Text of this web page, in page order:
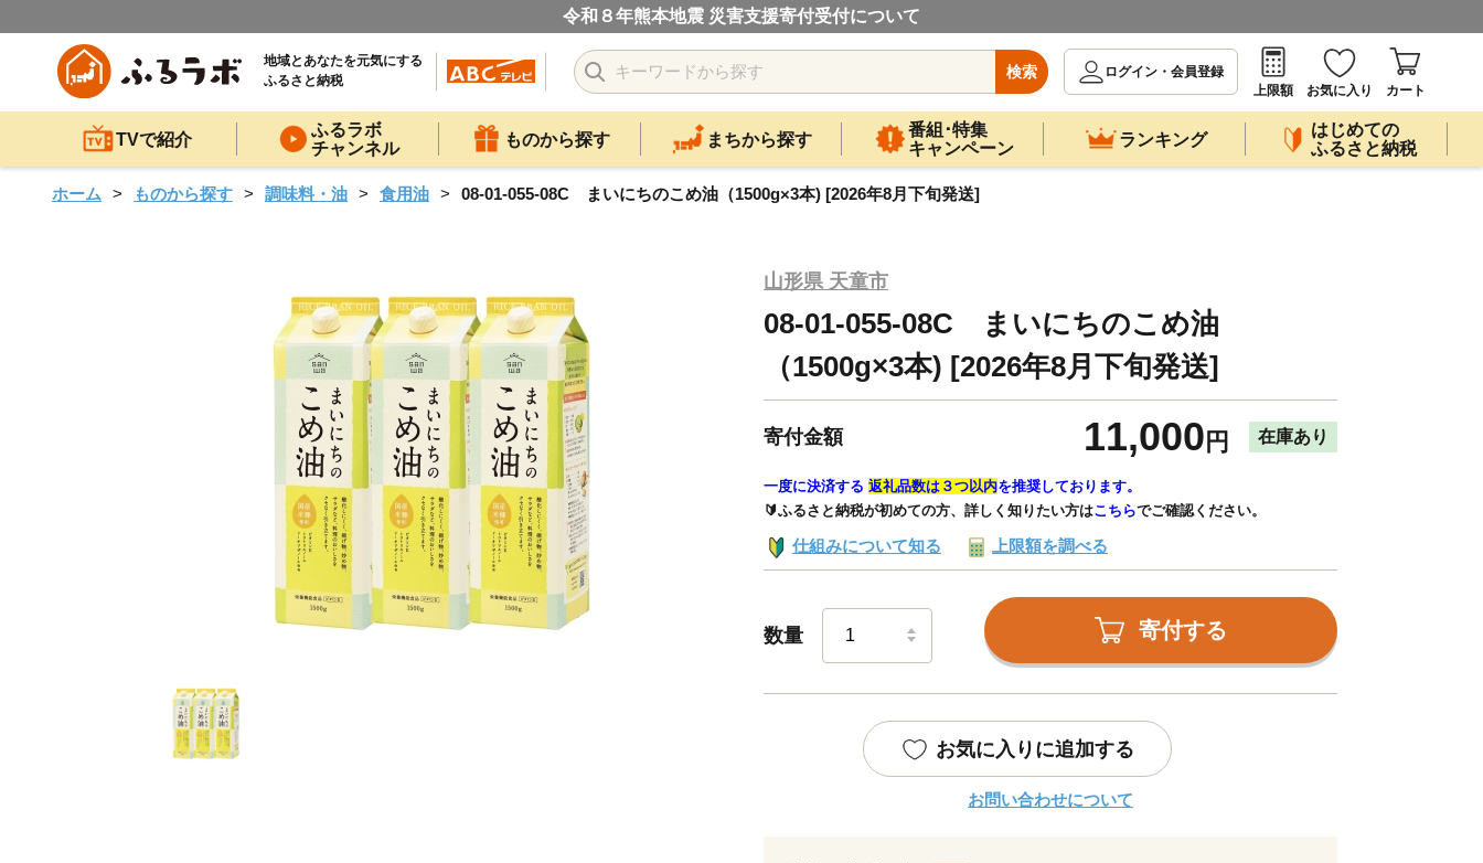
令和８年熊本地震 災害支援寄付受付について
地域とあなたを元気にする
ふるさと納税
検索
ログイン・会員登録
上限額
お気に入り カート
TVで紹介
ふるラボ
チャンネル
ものから探す まちから探す
番組･特集
キャンペーン
ランキング
はじめての
ふるさと納税
ホーム ものから探す 調味料・油 食用油 08-01-055-08C まいにちのこめ油（1500g×3本) [2026年8月下旬発送]
山形県 天童市
08-01-055-08C まいにちのこめ油
（1500g×3本) [2026年8月下旬発送]
寄付金額 11,000 円 在庫あり
一度に決済する 返礼品数は３つ以内を推奨しております。
🔰ふるさと納税が初めての方、詳しく知りたい方はこちらでご確認ください。
仕組みについて知る 上限額を調べる
数量 寄付する
お気に入りに追加する
お問い合わせについて